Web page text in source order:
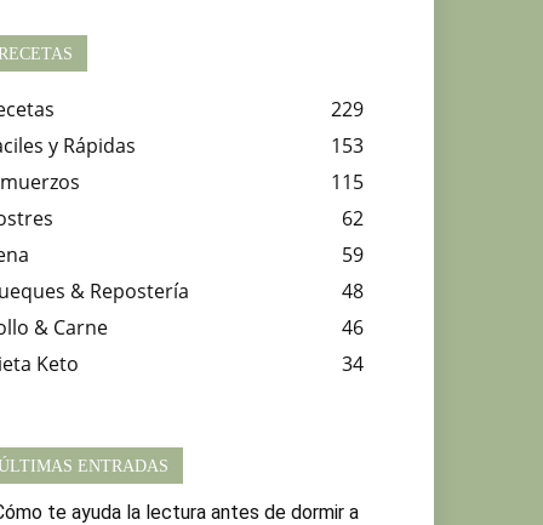
229
y Rápidas
153
115
62
59
& Repostería
48
& Carne
46
Keto
34
ENTRADAS
te ayuda la lectura antes de dormir a